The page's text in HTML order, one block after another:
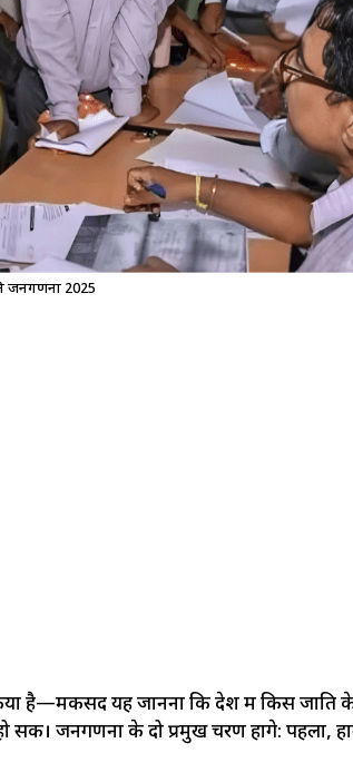
जनगणना 2025
है—मकसद यह जानना कि देश में किस जाति
जनगणना के दो प्रमुख चरण होंगे: पहला,